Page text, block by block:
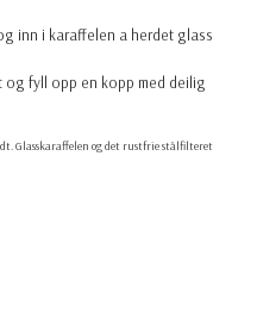
inn i karaffelen a herdet glass
fyll opp en kopp med deilig
Glasskaraffelen og det rustfrie stålfilteret